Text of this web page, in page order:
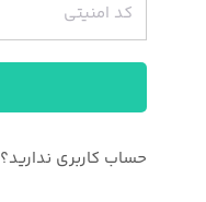
حساب کاربری ندارید؟